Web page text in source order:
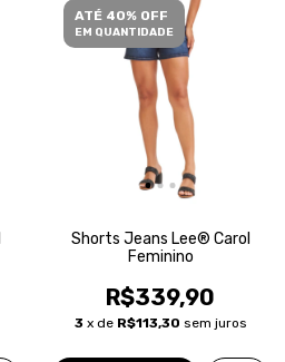
ATÉ 40% OFF
EM QUANTIDADE
Shorts Jeans Lee® Carol
Feminino
R$339,90
3 x de R$113,30 sem juros